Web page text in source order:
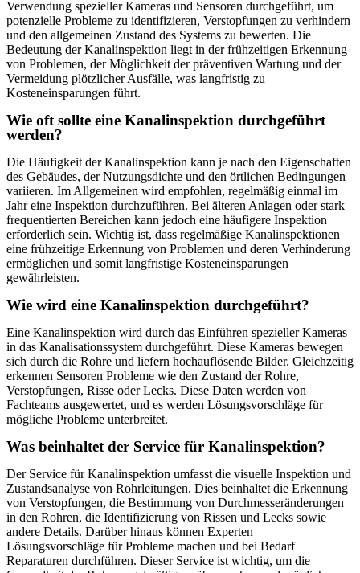
Verwendung spezieller Kameras und Sensoren durchgeführt, um
potenzielle Probleme zu identifizieren, Verstopfungen zu verhindern
und den allgemeinen Zustand des Systems zu bewerten. Die
Bedeutung der Kanalinspektion liegt in der frühzeitigen Erkennung
von Problemen, der Möglichkeit der präventiven Wartung und der
Vermeidung plötzlicher Ausfälle, was langfristig zu
Kosteneinsparungen führt.
Wie oft sollte eine Kanalinspektion durchgeführt
werden?
Die Häufigkeit der Kanalinspektion kann je nach den Eigenschaften
des Gebäudes, der Nutzungsdichte und den örtlichen Bedingungen
variieren. Im Allgemeinen wird empfohlen, regelmäßig einmal im
Jahr eine Inspektion durchzuführen. Bei älteren Anlagen oder stark
frequentierten Bereichen kann jedoch eine häufigere Inspektion
erforderlich sein. Wichtig ist, dass regelmäßige Kanalinspektionen
eine frühzeitige Erkennung von Problemen und deren Verhinderung
ermöglichen und somit langfristige Kosteneinsparungen
gewährleisten.
Wie wird eine Kanalinspektion durchgeführt?
Eine Kanalinspektion wird durch das Einführen spezieller Kameras
in das Kanalisationssystem durchgeführt. Diese Kameras bewegen
sich durch die Rohre und liefern hochauflösende Bilder. Gleichzeitig
erkennen Sensoren Probleme wie den Zustand der Rohre,
Verstopfungen, Risse oder Lecks. Diese Daten werden von
Fachteams ausgewertet, und es werden Lösungsvorschläge für
mögliche Probleme unterbreitet.
Was beinhaltet der Service für Kanalinspektion?
Der Service für Kanalinspektion umfasst die visuelle Inspektion und
Zustandsanalyse von Rohrleitungen. Dies beinhaltet die Erkennung
von Verstopfungen, die Bestimmung von Durchmesseränderungen
in den Rohren, die Identifizierung von Rissen und Lecks sowie
andere Details. Darüber hinaus können Experten
Lösungsvorschläge für Probleme machen und bei Bedarf
Reparaturen durchführen. Dieser Service ist wichtig, um die